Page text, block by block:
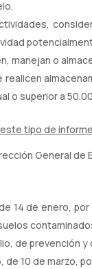
manejan o
o superior a
tipo de
General
14 de enero,
de prevención
de 10 de marzo,